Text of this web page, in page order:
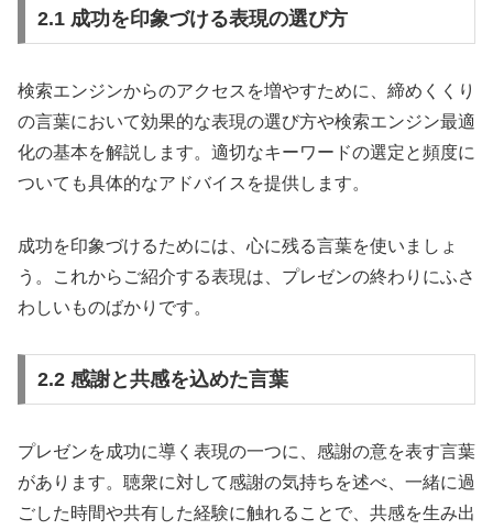
2.1 成功を印象づける表現の選び方
検索エンジンからのアクセスを増やすために、締めくくり
の言葉において効果的な表現の選び方や検索エンジン最適
化の基本を解説します。適切なキーワードの選定と頻度に
ついても具体的なアドバイスを提供します。
成功を印象づけるためには、心に残る言葉を使いましょ
う。これからご紹介する表現は、プレゼンの終わりにふさ
わしいものばかりです。
2.2 感謝と共感を込めた言葉
プレゼンを成功に導く表現の一つに、感謝の意を表す言葉
があります。聴衆に対して感謝の気持ちを述べ、一緒に過
ごした時間や共有した経験に触れることで、共感を生み出